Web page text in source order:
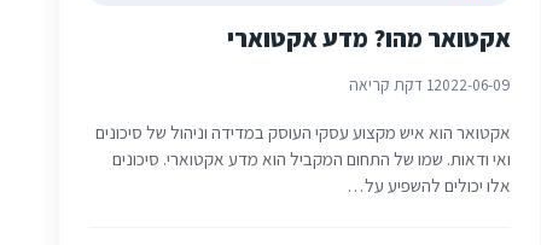
אקטואר מהו? מדע אקטוארי
2022-06-091 דקת קריאה
אקטואר הוא איש מקצוע עסקי העוסק במדידה וניהול של סיכונים
ואי ודאות. שמו של התחום המקביל הוא מדע אקטוארי. סיכונים
אלו יכולים להשפיע על…